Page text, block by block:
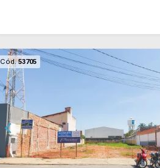
comercial. Valor à combinar. Consulte-
nos!
Cód.53705